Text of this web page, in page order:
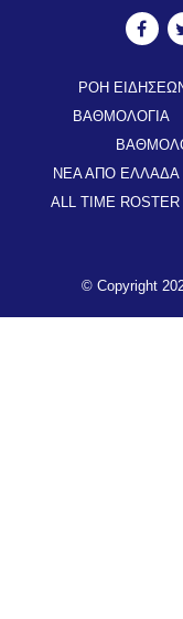
ΡΟΗ
ΒΑΘΜΟΛΟΓΙΑ
ΝΕΑ ΑΠΟ ΕΛΛΑΔΑ
ALL TIME ROSTER
© Copyright